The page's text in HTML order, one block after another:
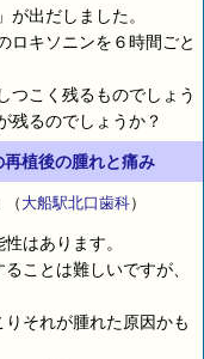
が出だしました。
ロキソニンを６時間ごと
つこく残るものでしょう
残るのでしょうか？
植後の腫れと痛み
（ 大船駅北口歯科）
はあります。
ことは難しいですが、
それが腫れた原因かも